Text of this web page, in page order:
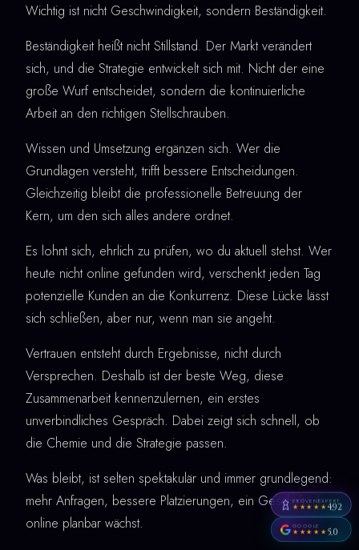
Wichtig ist nicht Geschwindigkeit, sondern Beständigkeit.
Beständigkeit heißt nicht Stillstand. Der Markt verändert
sich, und die Strategie entwickelt sich mit. Nicht der eine
große Wurf entscheidet, sondern die kontinuierliche
Arbeit an den richtigen Stellschrauben.
Wissen und Umsetzung ergänzen sich. Wer die
Grundlagen versteht, trifft bessere Entscheidungen.
Gleichzeitig bleibt die professionelle Betreuung der
Kern, um den sich alles andere ordnet.
Es lohnt sich, ehrlich zu prüfen, wo du aktuell stehst. Wer
heute nicht online gefunden wird, verschenkt jeden Tag
potenzielle Kunden an die Konkurrenz. Diese Lücke lässt
sich schließen, aber nur, wenn man sie angeht.
Vertrauen entsteht durch Ergebnisse, nicht durch
Versprechen. Deshalb ist der beste Weg, diese
Zusammenarbeit kennenzulernen, ein erstes
unverbindliches Gespräch. Dabei zeigt sich schnell, ob
die Chemie und die Strategie passen.
Was bleibt, ist selten spektakulär und immer grundlegend:
mehr Anfragen, bessere Platzierungen, ein Geschäft, das
online planbar wächst.
PROVENEXPERT
★★★★★4,92
GOOGLE
★★★★★5,0